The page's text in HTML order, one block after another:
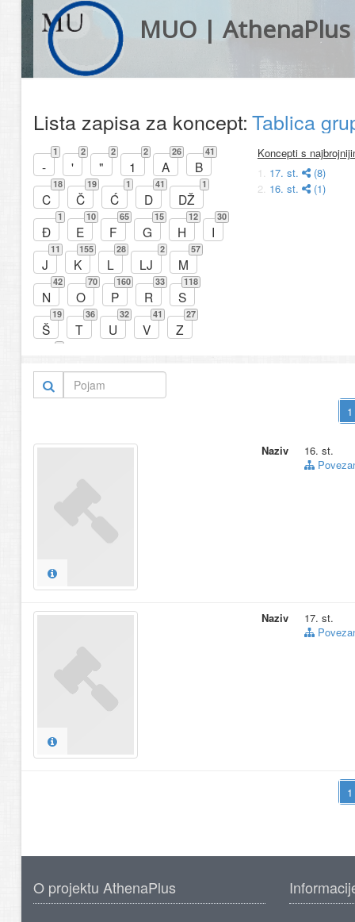
MUO | AthenaPlus
Lista zapisa za koncept:Tablica
-
1
'
2
"
2
1
2
A
26
B
41
C
18
Č
19
Ć
1
D
41
DŽ
1
Đ
1
E
10
F
65
G
15
H
12
I
30
J
11
K
155
L
28
LJ
2
M
57
N
42
O
70
P
160
R
33
S
118
Š
19
T
36
U
32
V
41
Z
27
Koncepti s
1. 17. st.
(8)
2. 16. st. (1)
Naziv
16. st.
Naziv
17. st.
O projektu AthenaPlus